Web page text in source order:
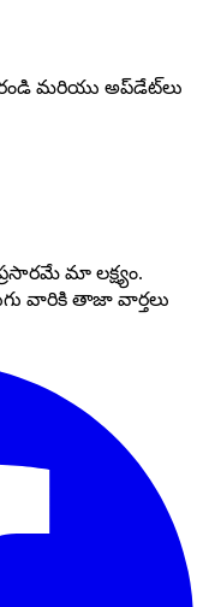
మరియు అప్‌డేట్‌లు
మా లక్ష్యం.
వారికి తాజా వార్తలు